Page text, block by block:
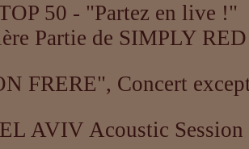
50 - "Partez en live !"
Partie de SIMPLY
FRERE", Concert
AVIV Acoustic Session